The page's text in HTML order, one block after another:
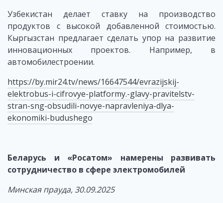
Узбекистан делает ставку на производство
продуктов с высокой добавленной стоимостью.
Кыргызстан предлагает сделать упор на развитие
инновационных проектов. Например, в
автомобилестроении.
https://by.mir24.tv/news/16647544/evrazijskij-
elektrobus-i-cifrovye-platformy.-glavy-pravitelstv-
stran-sng-obsudili-novye-napravleniya-dlya-
ekonomiki-budushego
Беларусь и «Росатом» намерены развивать
сотрудничество в сфере электромобилей
Минская прауда, 30.09.2025